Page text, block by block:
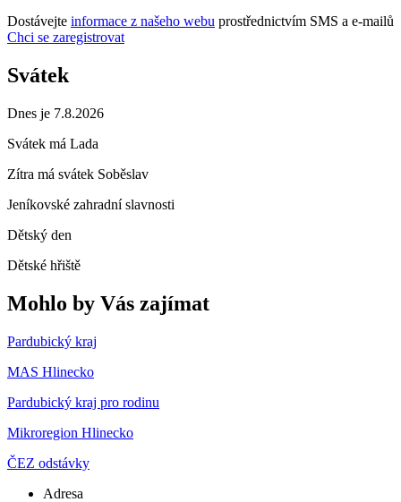
Dostávejte informace z našeho webu prostřednictvím SMS a e-mailů
Chci se zaregistrovat
Svátek
Dnes je 7.8.2026
Svátek má Lada
Zítra má svátek Soběslav
Jeníkovské zahradní slavnosti
Dětský den
Dětské hřiště
Mohlo by Vás zajímat
Pardubický kraj
MAS Hlinecko
Pardubický kraj pro rodinu
Mikroregion Hlinecko
ČEZ odstávky
Adresa